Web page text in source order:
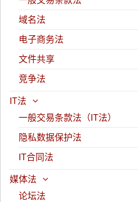
域名法
电子商务法
文件共享
竞争法
IT法
一般交易条款法（IT法）
隐私数据保护法
IT合同法
媒体法
论坛法